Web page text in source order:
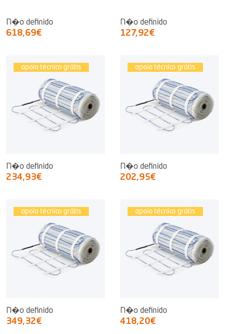
N�o definido
618,69€
N�o definido
127,92€
apoio técnico grátis
N�o definido
234,93€
apoio técnico grátis
N�o definido
202,95€
apoio técnico grátis
N�o definido
349,32€
apoio técnico grátis
N�o definido
418,20€